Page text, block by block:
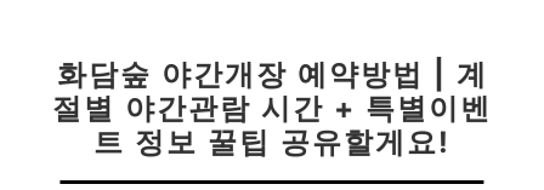
화담숲 야간개장 예약방법 | 계
절별 야간관람 시간 + 특별이벤
트 정보 꿀팁 공유할게요!